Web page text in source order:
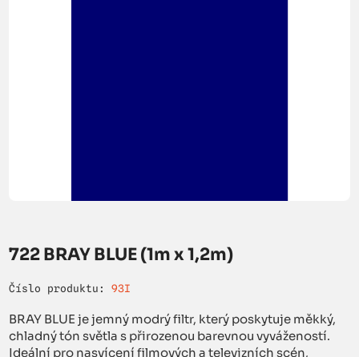
722 BRAY BLUE (1m x 1,2m)
Číslo produktu: 93I
BRAY BLUE je jemný modrý filtr, který poskytuje měkký,
chladný tón světla s přirozenou barevnou vyvážeností.
Ideální pro nasvícení filmových a televizních scén,